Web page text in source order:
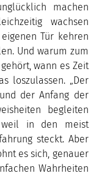
machen
wachsen
Tür kehren
Und warum zum
wann es Zeit
loszulassen. „Der
der Anfang der
begleiten
in den meist
steckt. Aber
es sich, genauer
Wahrheiten